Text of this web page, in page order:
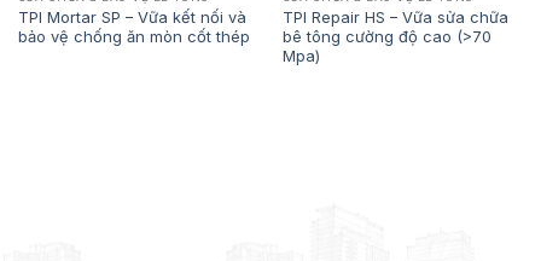
TPI Mortar SP – Vữa kết nối và
bảo vệ chống ăn mòn cốt thép
TPI Repair HS – Vữa sửa chữa
bê tông cường độ cao (>70
Mpa)